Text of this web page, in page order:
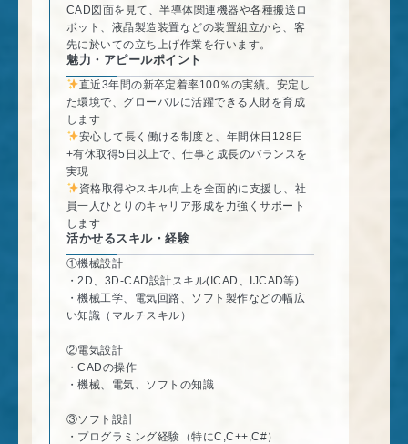
CAD図面を見て、半導体関連機器や各種搬送ロ
ボット、液晶製造装置などの装置組立から、客
先に於いての立ち上げ作業を行います。
魅力・アピールポイント
直近3年間の新卒定着率100％の実績。安定し
た環境で、グローバルに活躍できる人財を育成
します
安心して長く働ける制度と、年間休日128日
+有休取得5日以上で、仕事と成長のバランスを
実現
資格取得やスキル向上を全面的に支援し、社
員一人ひとりのキャリア形成を力強くサポート
します
活かせるスキル・経験
①機械設計
・2D、3D-CAD設計スキル(ICAD、IJCAD等)
・機械工学、電気回路、ソフト製作などの幅広
い知識（マルチスキル）
②電気設計
・CADの操作
・機械、電気、ソフトの知識
③ソフト設計
・プログラミング経験（特にC,C++,C#）